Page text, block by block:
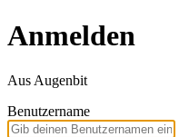
Anmelden
Aus Augenbit
Benutzername